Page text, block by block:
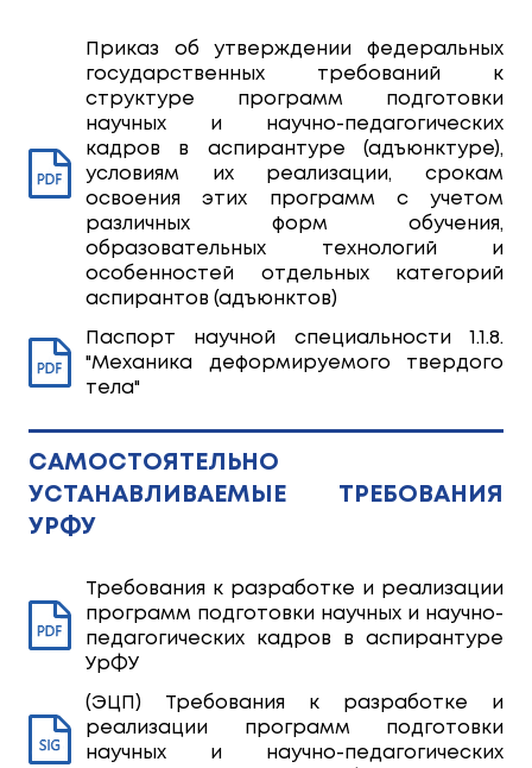
Приказ об утверждении федеральных
государственных требований к
структуре программ подготовки
научных и научно-педагогических
кадров в аспирантуре (адъюнктуре),
условиям их реализации, срокам
освоения этих программ с учетом
различных форм обучения,
образовательных технологий и
особенностей отдельных категорий
аспирантов (адъюнктов)
Паспорт научной специальности 1.1.8.
"Механика деформируемого твердого
тела"
САМОСТОЯТЕЛЬНО
УСТАНАВЛИВАЕМЫЕ ТРЕБОВАНИЯ
УРФУ
Требования к разработке и реализации
программ подготовки научных и научно-
педагогических кадров в аспирантуре
УрФУ
(ЭЦП) Требования к разработке и
реализации программ подготовки
научных и научно-педагогических